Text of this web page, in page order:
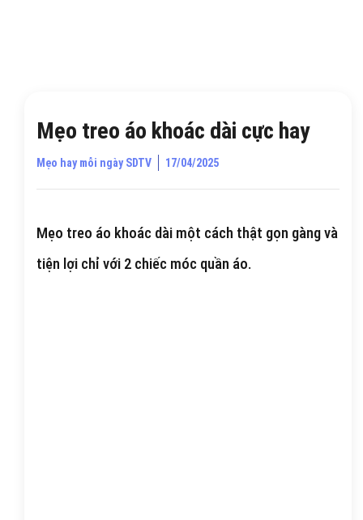
Mẹo treo áo khoác dài cực hay
Mẹo hay mỗi ngày SDTV 17/04/2025
Mẹo treo áo khoác dài một cách thật gọn gàng và
tiện lợi chỉ với 2 chiếc móc quần áo.